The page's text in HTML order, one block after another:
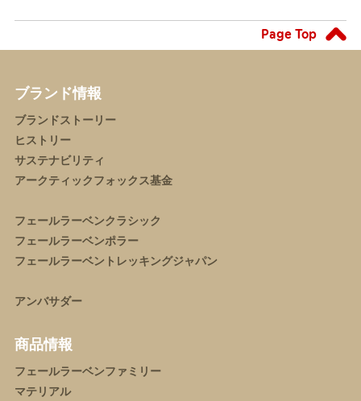
Page Top
ブランド情報
ブランドストーリー
ヒストリー
サステナビリティ
アークティックフォックス基金
フェールラーベンクラシック
フェールラーベンポラー
フェールラーベントレッキングジャパン
アンバサダー
商品情報
フェールラーベンファミリー
マテリアル